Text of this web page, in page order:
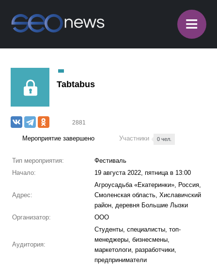
≡
Tabtabus
2881
Мероприятие завершено Участники 0 чел.
Тип мероприятия:
Фестиваль
Начало:
19 августа 2022, пятница в 13:00
Адрес:
Агроусадьба «Екатеринки», Россия,
Смоленская область, Хиславичский
район, деревня Большие Лызки
Организатор:
ООО
Аудитория:
Студенты, специалисты, топ-
менеджеры, бизнесмены,
маркетологи, разработчики,
предприниматели